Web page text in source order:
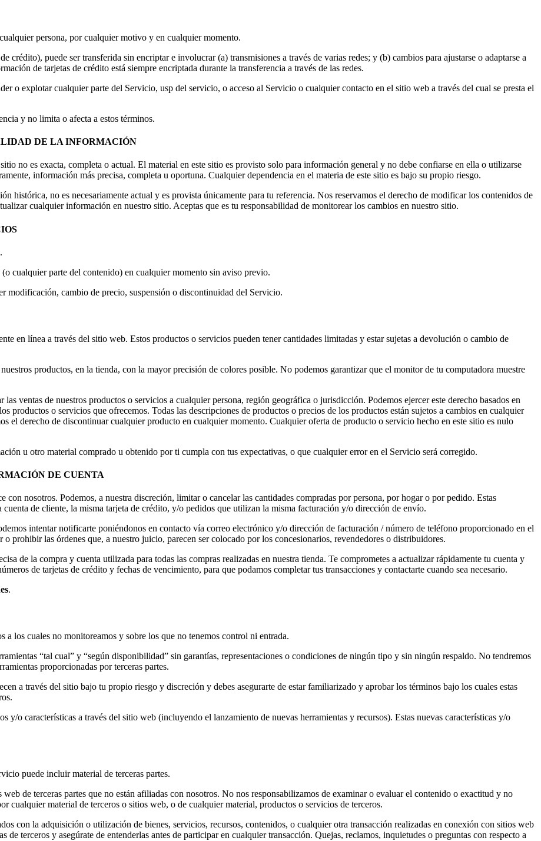
persona, por cualquier motivo y en cualquier momento.
puede ser transferida sin encriptar e involucrar (a) transmisiones a través de varias redes; y (b) cambios para ajustarse o adaptarse a
de tarjetas de crédito está siempre encriptada durante la transferencia a través de las redes.
o explotar cualquier parte del Servicio, usp del servicio, o acceso al Servicio o cualquier contacto en el sitio web a través del cual se presta el
y no limita o afecta a estos términos.
DE LA INFORMACIÓN
no es exacta, completa o actual. El material en este sitio es provisto solo para información general y no debe confiarse en ella o utilizarse
información más precisa, completa u oportuna. Cualquier dependencia en el materia de este sitio es bajo su propio riesgo.
histórica, no es necesariamente actual y es provista únicamente para tu referencia. Nos reservamos el derecho de modificar los contenidos de
cualquier información en nuestro sitio. Aceptas que es tu responsabilidad de monitorear los cambios en nuestro sitio.
cualquier parte del contenido) en cualquier momento sin aviso previo.
modificación, cambio de precio, suspensión o discontinuidad del Servicio.
en línea a través del sitio web. Estos productos o servicios pueden tener cantidades limitadas y estar sujetas a devolución o cambio de
productos, en la tienda, con la mayor precisión de colores posible. No podemos garantizar que el monitor de tu computadora muestre
ventas de nuestros productos o servicios a cualquier persona, región geográfica o jurisdicción. Podemos ejercer este derecho basados en
productos o servicios que ofrecemos. Todas las descripciones de productos o precios de los productos están sujetos a cambios en cualquier
el derecho de discontinuar cualquier producto en cualquier momento. Cualquier oferta de producto o servicio hecho en este sitio es nulo
u otro material comprado u obtenido por ti cumpla con tus expectativas, o que cualquier error en el Servicio será corregido.
DE CUENTA
con nosotros. Podemos, a nuestra discreción, limitar o cancelar las cantidades compradas por persona, por hogar o por pedido. Estas
de cliente, la misma tarjeta de crédito, y/o pedidos que utilizan la misma facturación y/o dirección de envío.
intentar notificarte poniéndonos en contacto vía correo electrónico y/o dirección de facturación / número de teléfono proporcionado en el
prohibir las órdenes que, a nuestro juicio, parecen ser colocado por los concesionarios, revendedores o distribuidores.
de la compra y cuenta utilizada para todas las compras realizadas en nuestra tienda. Te comprometes a actualizar rápidamente tu cuenta y
de tarjetas de crédito y fechas de vencimiento, para que podamos completar tus transacciones y contactarte cuando sea necesario.
.
a los cuales no monitoreamos y sobre los que no tenemos control ni entrada.
“tal cual” y “según disponibilidad” sin garantías, representaciones o condiciones de ningún tipo y sin ningún respaldo. No tendremos
proporcionadas por terceras partes.
a través del sitio bajo tu propio riesgo y discreción y debes asegurarte de estar familiarizado y aprobar los términos bajo los cuales estas
y/o características a través del sitio web (incluyendo el lanzamiento de nuevas herramientas y recursos). Estas nuevas características y/o
puede incluir material de terceras partes.
de terceras partes que no están afiliadas con nosotros. No nos responsabilizamos de examinar o evaluar el contenido o exactitud y no
cualquier material de terceros o sitios web, o de cualquier material, productos o servicios de terceros.
con la adquisición o utilización de bienes, servicios, recursos, contenidos, o cualquier otra transacción realizadas en conexión con sitios web
terceros y asegúrate de entenderlas antes de participar en cualquier transacción. Quejas, reclamos, inquietudes o preguntas con respecto a